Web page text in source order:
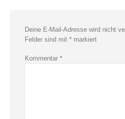
Deine E-Mail-Adresse wird nicht
Felder sind mit * markiert
Kommentar *